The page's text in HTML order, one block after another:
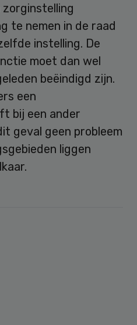
te nemen in de raad
instelling. De
moet dan wel
beëindigd zijn.
een
bij een ander
geval geen probleem
liggen